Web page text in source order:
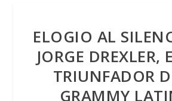
ELOGIO AL
JORGE DREXLER,
TRIUNFADOR
GRAMMY